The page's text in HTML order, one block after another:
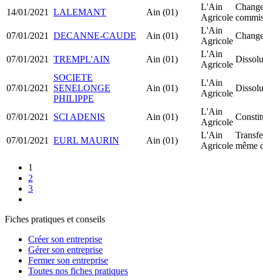
14/01/2021
LALEMANT Ain (01)
L'Ain
Agricole
07/01/2021
DECANNE-CAUDE Ain (01)
L'Ain
Agricole
07/01/2021 TREMPL'AIN Ain (01)
L'Ain
Agricole
07/01/2021
SOCIETE
SENELONGE
PHILIPPE
Ain (01)
L'Ain
Agricole
07/01/2021 SCI ADENIS Ain (01)
L'Ain
Agricole
07/01/2021 EURL MAURIN Ain (01)
L'Ain
Agricole même
1
2
3
Fiches pratiques et conseils
Créer son entreprise
Gérer son entreprise
Fermer son entreprise
Toutes nos fiches pratiques